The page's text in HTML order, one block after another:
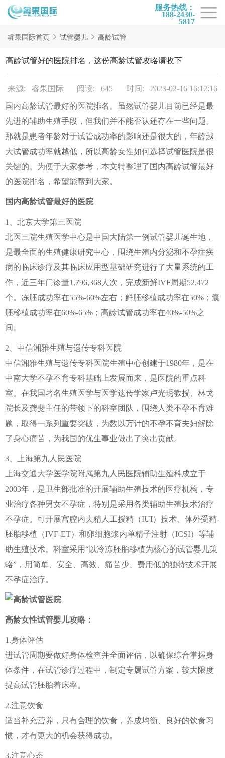
服务热线：
188-2430-
5817
首页
试管项目
试管百科
试管医院
睿果国际
睿果国际首页 试管婴儿 高龄试管
高龄试管好的医院排名，这份高龄试管攻略请收下
来源: 睿果国际 阅读: 645 时间: 2023-02-16 16:12:16
国内高龄试管最好的医院排名。虽然试管婴儿目前已经是最
先进的辅助生殖手段，但我们并不能否认还存在一些问题。
那就是患者年龄对于试管成功率的影响还是很大的，年龄越
大试管成功率就越低，所以高龄女性如何选择试管医院是很
关键的。为便于大家参考，本文特整理了国内高龄试管最好
的医院排名，希望能帮到大家。
国内高龄试管最好的医院
1、北京大学第三医院
北医三院生殖医学中心是中国大陆第一例试管婴儿诞生地，
是最全面的生殖健康研究中心，围绕生殖内分泌和不孕症疾
病的临床诊疗及其临床应用型基础研究进行了大量系统的工
作，近三年门诊量1,796,368人次，完成新鲜IVF周期52,472
个。冻胚成功率在55%-60%左右；鲜胚移植成功率在50%；囊
胚移植成功率在60%-65%；高龄试管成功率在40%-50%之
间。
2、中信湘雅生殖与遗传专科医院
中信湘雅生殖与遗传专科医院生殖中心创建于1980年，是在
中南大学不孕不育专科基础上发展而来，是医院的重点科
室。在我国著名生殖医学与医学遗传学家卢光琇教授、林戈
院长及龚斐主任的带领下的科室团队，围绕人类不孕不育难
题，取得一系列重要突破，为数以万计的不孕不育夫妇解除
了身心痛苦，为我国的优生事业做出了突出贡献。
3、上海第九人民医院
上海交通大学医学院附属第九人民医院辅助生殖科成立于
2003年，是卫生部批准的开展辅助生殖技术的医疗机构，专
业治疗各种男女不孕症，特别是采用各类辅助生殖技术治疗
不孕症。可开展宫腔内夫精人工授精（IUI）技术、体外受精-
胚胎移植（IVF-ET）和卵细胞浆内单精子注射（ICSI）等辅
助生殖技术。科室采用“以冷冻胚胎移植为核心的试管婴儿策
略”，用简单、安全、高效、痛苦少、费用低的独特技术开展
不孕症治疗。
高龄女性试管婴儿攻略：
1.身体评估
进试管周期要做好身体检查并全面评估，以确保综合掌握身
体条件，在试管诊疗过程中，制定专属试管方案，较大限度
提高试管胚胎着床率。
2.注意饮食
适当补充营养，只有合理的饮食，养成均衡、良好的饮食习
惯，才有更大的机会获得成功。
3.注意心态